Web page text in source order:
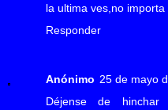
la ultima ves,no
Responder
Anónimo 25 de mayo
Déjense de